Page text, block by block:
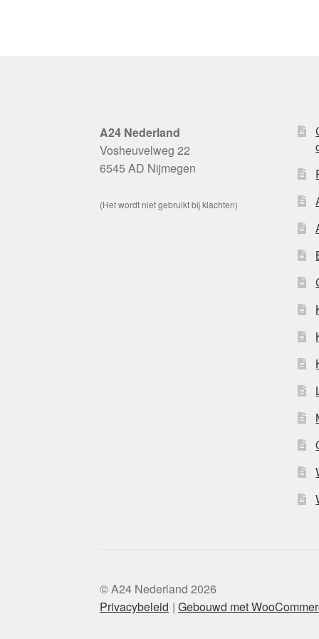
A24 Nederland
Vosheuvelweg 22
6545 AD Nijmegen
(Het wordt niet gebruikt bij klachten)
© A24 Nederland 2026
Privacybeleid
Gebouwd met